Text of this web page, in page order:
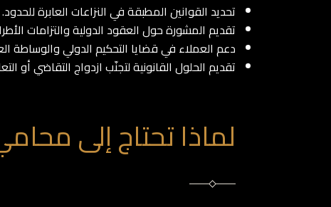
تحديد القوانين المطبقة في النزاعات العابرة للحدود.
تقديم المشورة حول العقود الدولية والتزامات
دعم العملاء في قضايا التحكيم الدولي والوساطة
تقديم الحلول القانونية لتجنّب ازدواج التقاضي أو
لماذا تحتاج إلى